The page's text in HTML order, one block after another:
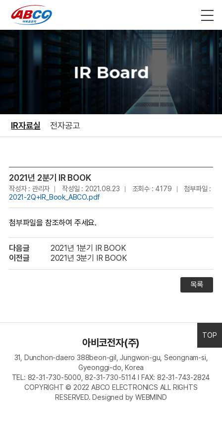
IR Board
IR자료실 전자공고
2021년 2분기 IR BOOK
작성자 : 관리자 작성일 : 2021.08.23 조회수 : 4179
첨부파일 :
2021-2Q+IR_Book_ABCO.pdf
첨부파일을 참조하여 주세요.
다음글
2021년 1분기 IR BOOK
이전글
2021년 3분기 IR BOOK
목록
TOP
아비코전자(주)
31, Dunchon-daero 388beon-gil, Jungwon-gu, Seongnam-si,
Gyeonggi-do, Korea
TEL: 82-31-730-5000, 82-31-730-5114 I FAX: 82-31-743-2824
COPYRIGHT © 2022 ABCO ELECTRONICS ALL RIGHTS
RESERVED.Designed by WEBMIND